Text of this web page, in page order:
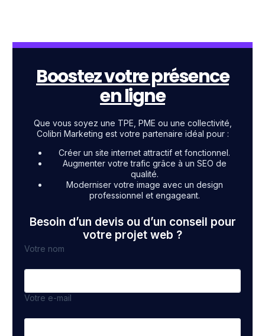
Boostez votre présence
en ligne
Que vous soyez une TPE, PME ou une collectivité,
Colibri Marketing est votre partenaire idéal pour :
Créer un site internet attractif et fonctionnel.
Augmenter votre trafic grâce à un SEO de
qualité.
Moderniser votre image avec un design
professionnel et engageant.
Besoin d’un devis ou d’un conseil pour
votre projet web ?
Votre nom
Votre e-mail